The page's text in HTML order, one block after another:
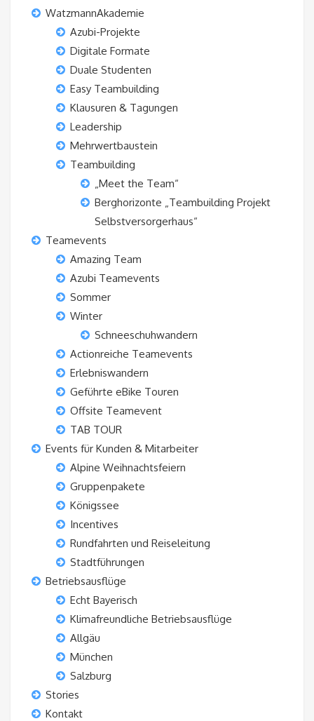
WatzmannAkademie
Azubi-Projekte
Digitale Formate
Duale Studenten
Easy Teambuilding
Klausuren & Tagungen
Leadership
Mehrwertbaustein
Teambuilding
„Meet the Team“
Berghorizonte „Teambuilding Projekt
Selbstversorgerhaus“
Teamevents
Amazing Team
Azubi Teamevents
Sommer
Winter
Schneeschuhwandern
Actionreiche Teamevents
Erlebniswandern
Geführte eBike Touren
Offsite Teamevent
TAB TOUR
Events für Kunden & Mitarbeiter
Alpine Weihnachtsfeiern
Gruppenpakete
Königssee
Incentives
Rundfahrten und Reiseleitung
Stadtführungen
Betriebsausflüge
Echt Bayerisch
Klimafreundliche Betriebsausflüge
Allgäu
München
Salzburg
Stories
Kontakt